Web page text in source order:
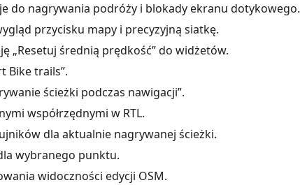
do nagrywania podróży i blokady ekranu dotykowego.
przycisku mapy i precyzyjną siatkę.
„Resetuj średnią prędkość” do widżetów.
Bike trails”.
ścieżki podczas nawigacji”.
współrzędnymi w RTL.
dla aktualnie nagrywanej ścieżki.
wybranego punktu.
widoczności edycji OSM.